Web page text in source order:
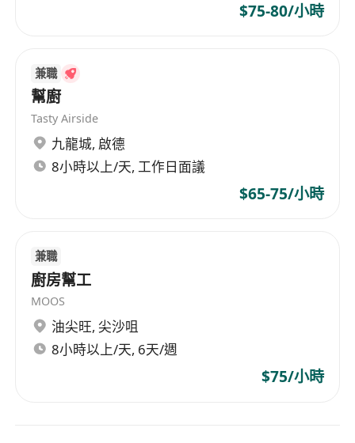
$75-80/小時
兼職
幫廚
Tasty Airside
九龍城, 啟德
8小時以上/天, 工作日面議
$65-75/小時
兼職
廚房幫工
MOOS
油尖旺, 尖沙咀
8小時以上/天, 6天/週
$75/小時